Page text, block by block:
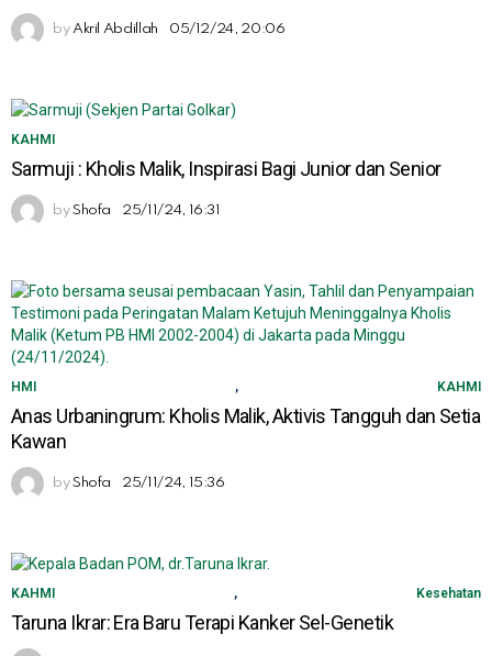
by Akril Abdillah 05/12/24, 20:06
KAHMI
Sarmuji : Kholis Malik, Inspirasi Bagi Junior dan Senior
by Shofa 25/11/24, 16:31
HMI , KAHMI
Anas Urbaningrum: Kholis Malik, Aktivis Tangguh dan Setia
Kawan
by Shofa 25/11/24, 15:36
KAHMI , Kesehatan
Taruna Ikrar: Era Baru Terapi Kanker Sel-Genetik